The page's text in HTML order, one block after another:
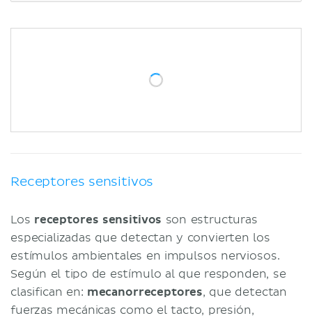
Artículos relacionados
Receptores sensitivos
Los receptores sensitivos son estructuras
especializadas que detectan y convierten los
estímulos ambientales en impulsos nerviosos.
Según el tipo de estímulo al que responden, se
clasifican en: mecanorreceptores, que detectan
fuerzas mecánicas como el tacto, presión,